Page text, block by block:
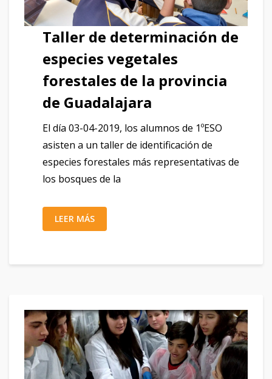
Taller de determinación de
especies vegetales
forestales de la provincia
de Guadalajara
El día 03-04-2019, los alumnos de 1ºESO
asisten a un taller de identificación de
especies forestales más representativas de
los bosques de la
LEER MÁS